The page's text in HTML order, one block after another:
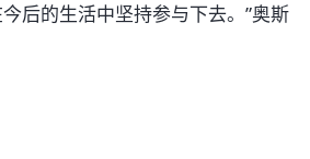
后的生活中坚持参与下去。”奥斯